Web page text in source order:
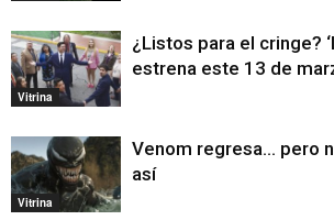
Vitrina
¿Listos para el cringe?
estrena este 13 de
Vitrina
Venom regresa… pero
así